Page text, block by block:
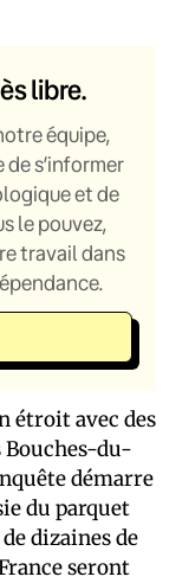
libre.
équipe,
s’informer
et de
le pouvez,
travail dans
étroit avec des
Bouches-du-
démarre
du parquet
dizaines de
seront